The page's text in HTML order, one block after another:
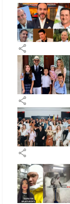
share
share
share